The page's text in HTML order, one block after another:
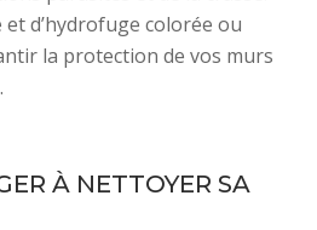
et d’hydrofuge colorée ou
la protection de vos murs
À NETTOYER SA